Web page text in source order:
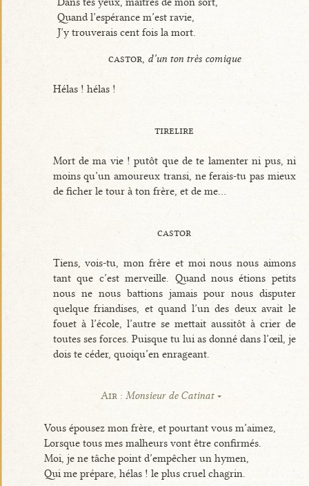
Quand l’espérance m’est ravie,
J’y trouverais cent fois la mort.
castor, d’un ton très comique
Hélas ! hélas !
tirelire
Mort de ma vie ! putôt que de te lamenter ni pus, ni
moins qu’un amoureux transi, ne ferais-tu pas mieux
de ficher le tour à ton frère, et de me...
castor
Tiens, vois-tu, mon frère et moi nous nous aimons
tant que c’est merveille. Quand nous étions petits
nous ne nous battions jamais pour nous disputer
quelque friandises, et quand l’un des deux avait le
fouet à l’école, l’autre se mettait aussitôt à crier de
toutes ses forces. Puisque tu lui as donné dans l’œil, je
dois te céder, quoiqu’en enrageant.
Air :Monsieur de Catinat
Vous épousez mon frère, et pourtant vous m’aimez,
Lorsque tous mes malheurs vont être confirmés.
Moi, je ne tâche point d’empêcher un hymen,
Qui me prépare, hélas ! le plus cruel chagrin.